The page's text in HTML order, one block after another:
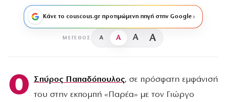
Κάνε το couscous.gr προτιμώμενη πηγή στην Google
ΜΈΓΕΘΟΣ A A A A
Ο Σπύρος Παπαδόπουλος, σε πρόσφατη εμφάνισή
του στην εκπομπή «Παρέα» με τον Γιώργο